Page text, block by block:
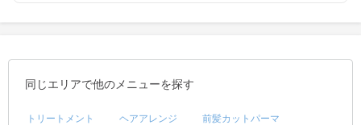
同じエリアで他のメニューを探す
トリートメント ヘアアレンジ 前髪カットパーマ